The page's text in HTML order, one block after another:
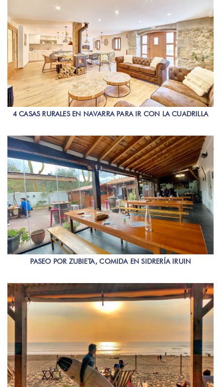
4 CASAS RURALES EN NAVARRA PARA IR CON LA CUADRILLA
PASEO POR ZUBIETA, COMIDA EN SIDRERÍA IRUIN